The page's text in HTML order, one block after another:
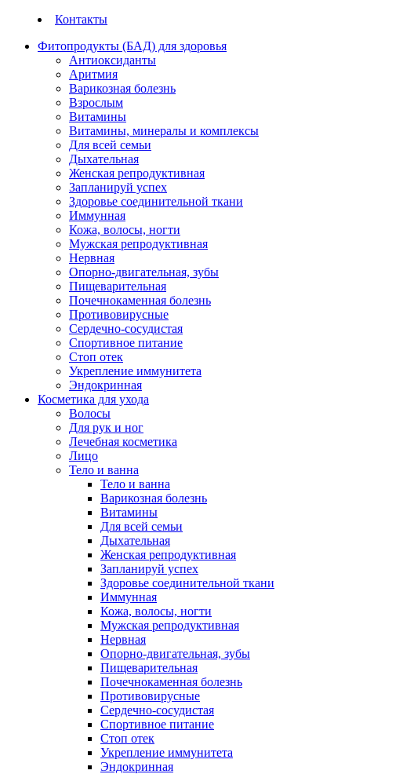
Контакты
Фитопродукты (БАД) для здоровья
Антиоксиданты
Аритмия
Варикозная болезнь
Взрослым
Витамины
Витамины, минералы и комплексы
Для всей семьи
Дыхательная
Женская репродуктивная
Запланируй успех
Здоровье соединительной ткани
Иммунная
Кожа, волосы, ногти
Мужская репродуктивная
Нервная
Опорно-двигательная, зубы
Пищеварительная
Почечнокаменная болезнь
Противовирусные
Сердечно-сосудистая
Спортивное питание
Стоп отек
Укрепление иммунитета
Эндокринная
Косметика для ухода
Волосы
Для рук и ног
Лечебная косметика
Лицо
Тело и ванна
Тело и ванна
Варикозная болезнь
Витамины
Для всей семьи
Дыхательная
Женская репродуктивная
Запланируй успех
Здоровье соединительной ткани
Иммунная
Кожа, волосы, ногти
Мужская репродуктивная
Нервная
Опорно-двигательная, зубы
Пищеварительная
Почечнокаменная болезнь
Противовирусные
Сердечно-сосудистая
Спортивное питание
Стоп отек
Укрепление иммунитета
Эндокринная